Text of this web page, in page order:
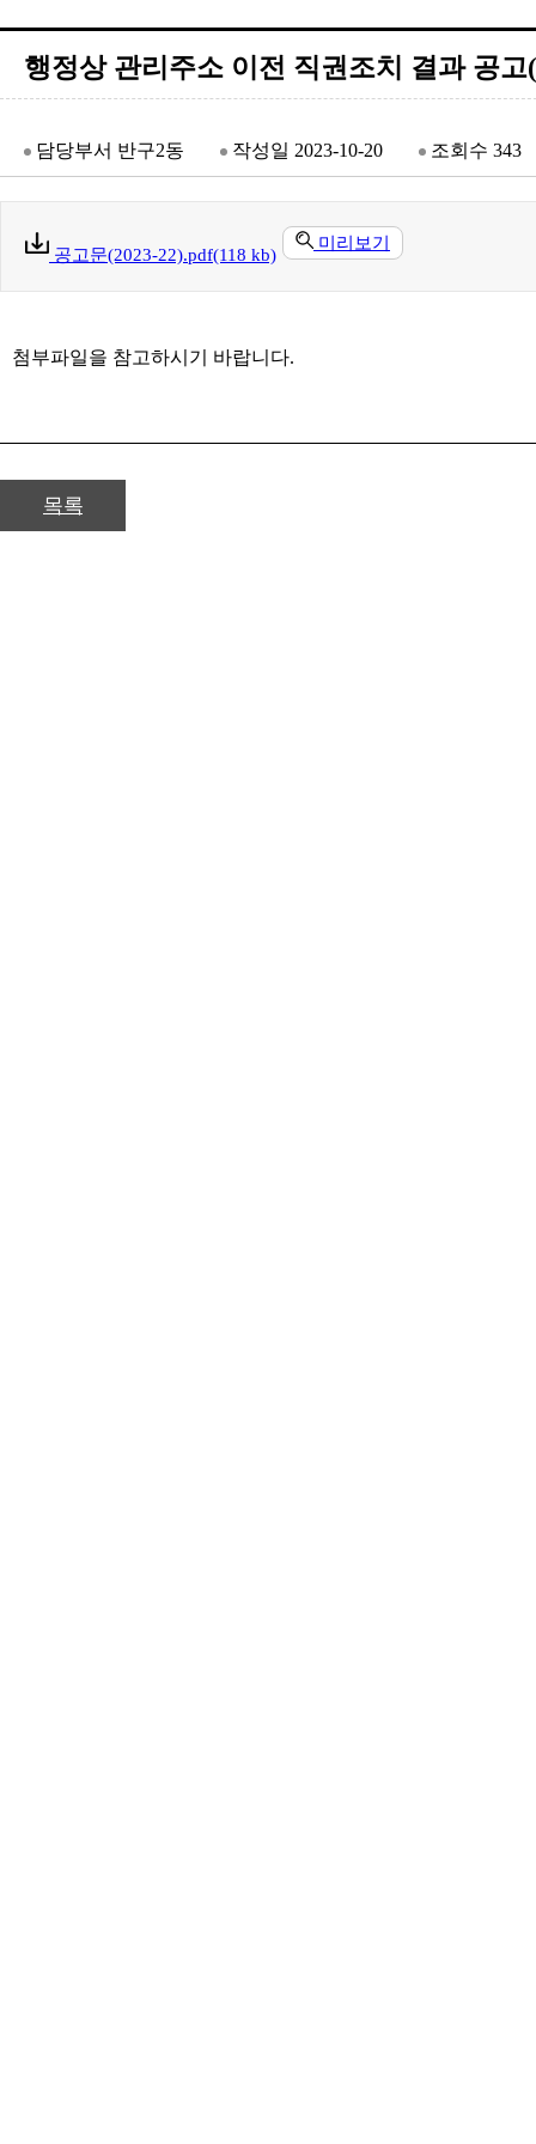
행정상 관리주소 이전 직권조치 결과 공고
담당부서 반구2동 작성일 2023-10-20 조회수 343
공고문(2023-22).pdf(118 kb)
미리보기
첨부파일을 참고하시기 바랍니다.
목록